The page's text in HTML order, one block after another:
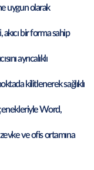
uygun olarak
bir forma sahip
ayrıcalıklı
kilitlenerek sağlıklı
Word,
ve ofis ortamına